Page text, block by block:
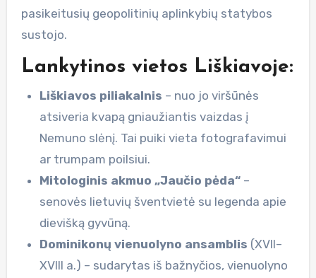
pasikeitusių geopolitinių aplinkybių statybos
sustojo.
Lankytinos vietos Liškiavoje:
Liškiavos piliakalnis – nuo jo viršūnės
atsiveria kvapą gniaužiantis vaizdas į
Nemuno slėnį. Tai puiki vieta fotografavimui
ar trumpam poilsiui.
Mitologinis akmuo „Jaučio pėda“–
senovės lietuvių šventvietė su legenda apie
dievišką gyvūną.
Dominikonų vienuolyno ansamblis (XVII–
XVIII a.) – sudarytas iš bažnyčios, vienuolyno